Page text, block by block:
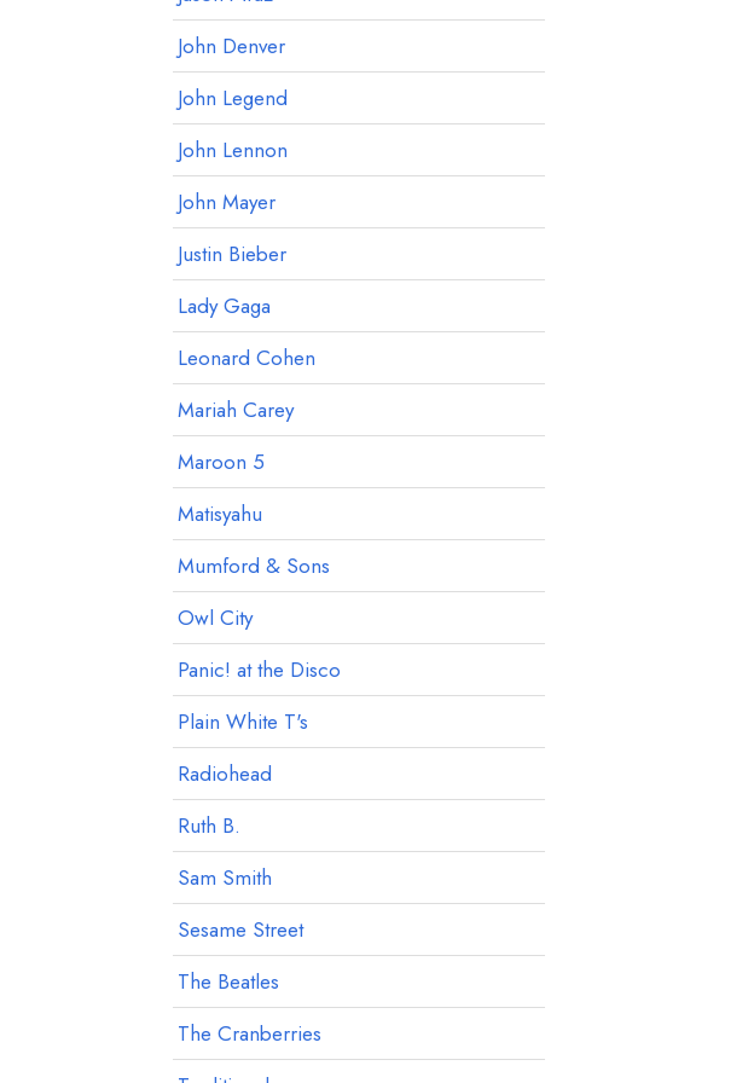
John Denver
John Legend
John Lennon
John Mayer
Justin Bieber
Lady Gaga
Leonard Cohen
Mariah Carey
Maroon 5
Matisyahu
Mumford & Sons
Owl City
Panic! at the Disco
Plain White T's
Radiohead
Ruth B.
Sam Smith
Sesame Street
The Beatles
The Cranberries